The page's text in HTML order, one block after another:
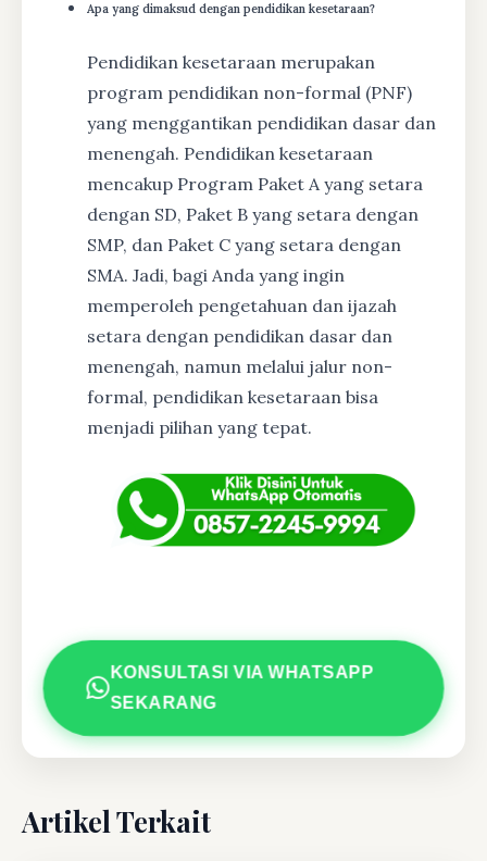
Apa yang dimaksud dengan pendidikan kesetaraan?
Pendidikan kesetaraan merupakan
program pendidikan non-formal (PNF)
yang menggantikan pendidikan dasar dan
menengah. Pendidikan kesetaraan
mencakup Program Paket A yang setara
dengan SD, Paket B yang setara dengan
SMP, dan Paket C yang setara dengan
SMA. Jadi, bagi Anda yang ingin
memperoleh pengetahuan dan ijazah
setara dengan pendidikan dasar dan
menengah, namun melalui jalur non-
formal, pendidikan kesetaraan bisa
menjadi pilihan yang tepat.
KONSULTASI VIA WHATSAPP
SEKARANG
Artikel Terkait